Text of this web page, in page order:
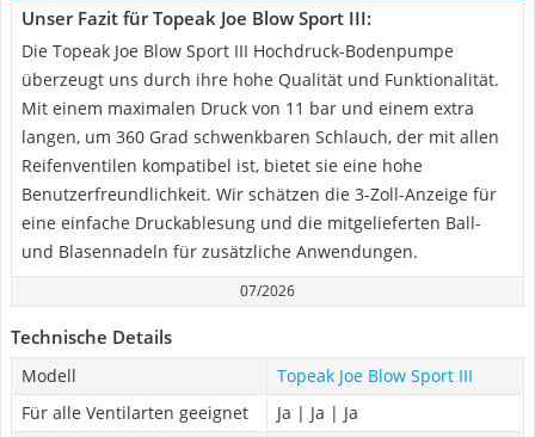
Unser Fazit für Topeak Joe Blow Sport III:
Die Topeak Joe Blow Sport III Hochdruck-Bodenpumpe
überzeugt uns durch ihre hohe Qualität und Funktionalität.
Mit einem maximalen Druck von 11 bar und einem extra
langen, um 360 Grad schwenkbaren Schlauch, der mit allen
Reifenventilen kompatibel ist, bietet sie eine hohe
Benutzerfreundlichkeit. Wir schätzen die 3-Zoll-Anzeige für
eine einfache Druckablesung und die mitgelieferten Ball-
und Blasennadeln für zusätzliche Anwendungen.
07/2026
Technische Details
Modell
Topeak Joe Blow Sport III
Für alle Ventilarten geeignet
Ja | Ja | Ja